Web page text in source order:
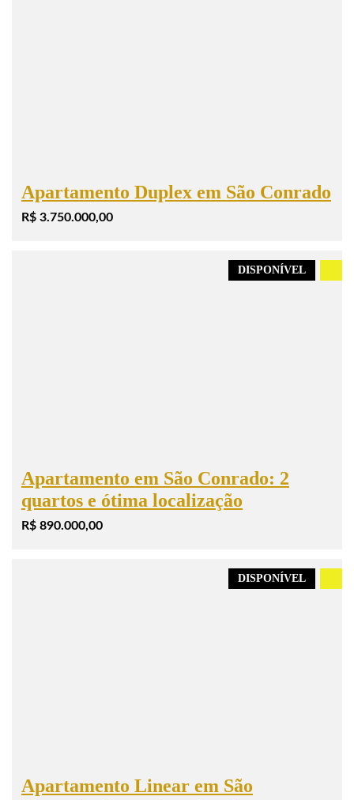
Apartamento Duplex em São Conrado
R$ 3.750.000,00
DISPONÍVEL
Apartamento em São Conrado: 2
quartos e ótima localização
R$ 890.000,00
DISPONÍVEL
Apartamento Linear em São